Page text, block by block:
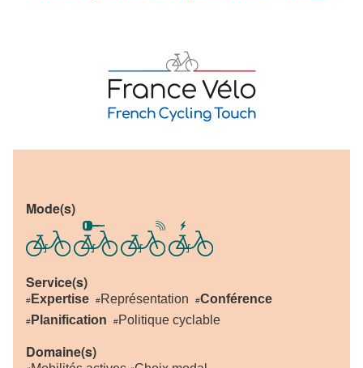
Mode(s)
Service(s)
# Expertise #Représentation #Conférence
# Planification #Politique cyclable
Domaine(s)